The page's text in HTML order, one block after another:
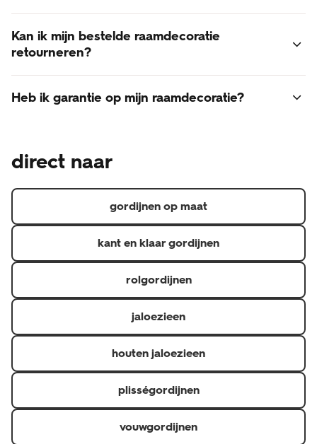
Ja, alle raambekleding van HEMA voldoet aan de laatst
gestelde normen voor kindveiligheid.
Kan ik mijn bestelde raamdecoratie
retourneren?
Retourneren van op maat gemaakte raamdecoratie is
helaas niet mogelijk. Raamdecoratie is een op maat
Neem dan contact op de met de klantenservice via 020
raamdecoratie hebt gekocht.
Heb ik garantie op mijn raamdecoratie?
Hierdoor heb je 5 jaar garantie op materiaal- en
(confectioneren is het op maat maken van gordijnen).
direct naar
gordijnen op maat
kant en klaar gordijnen
rolgordijnen
jaloezieen
houten jaloezieen
plisségordijnen
vouwgordijnen